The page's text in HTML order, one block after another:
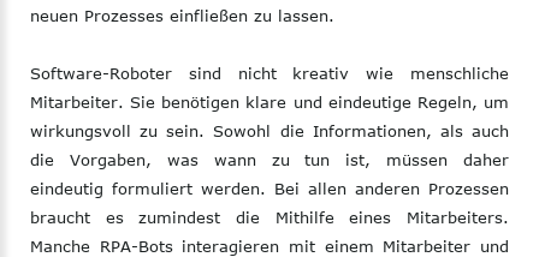
neuen Prozesses einfließen zu lassen.
Software-Roboter sind nicht kreativ wie menschliche
Mitarbeiter. Sie benötigen klare und eindeutige Regeln, um
wirkungsvoll zu sein. Sowohl die Informationen, als auch
die Vorgaben, was wann zu tun ist, müssen daher
eindeutig formuliert werden. Bei allen anderen Prozessen
braucht es zumindest die Mithilfe eines Mitarbeiters.
Manche RPA-Bots interagieren mit einem Mitarbeiter und